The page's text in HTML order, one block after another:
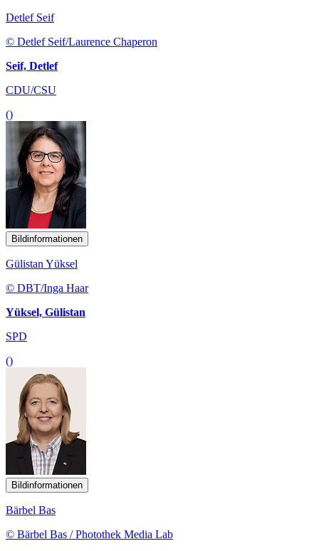
Detlef Seif
© Detlef Seif/Laurence Chaperon
Seif, Detlef
CDU/CSU
()
Bildinformationen
Gülistan Yüksel
© DBT/Inga Haar
Yüksel, Gülistan
SPD
()
Bildinformationen
Bärbel Bas
© Bärbel Bas / Photothek Media Lab